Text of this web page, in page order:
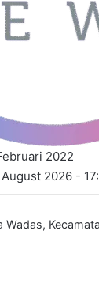
2022
2026 -
Wadas,